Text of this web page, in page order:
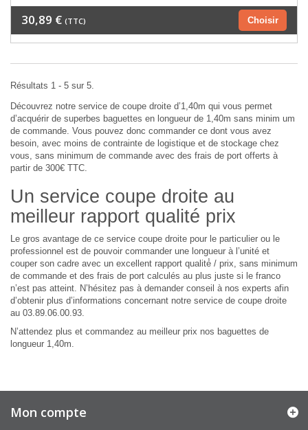
Choisir
30,89 € (TTC)
Résultats 1 - 5 sur 5.
Découvrez notre service de coupe droite d’1,40m qui vous permet
d’acquérir de superbes baguettes en longueur de 1,40m sans minim um
de commande. Vous pouvez donc commander ce dont vous avez
besoin, avec moins de contrainte de logistique et de stockage chez
vous, sans minimum de commande avec des frais de port offerts à
partir de 300€ TTC.
Un service coupe droite au
meilleur rapport qualité prix
Le gros avantage de ce service coupe droite pour le particulier ou le
professionnel est de pouvoir commander une longueur à l’unité et
couper son cadre avec un excellent rapport qualité́ / prix, sans minimum
de commande et des frais de port calculés au plus juste si le franco
n’est pas atteint. N’hésitez pas à demander conseil à nos experts afin
d’obtenir plus d’informations concernant notre service de coupe droite
au 03.89.06.00.93.
N’attendez plus et commandez au meilleur prix nos baguettes de
longueur 1,40m.
Mon compte